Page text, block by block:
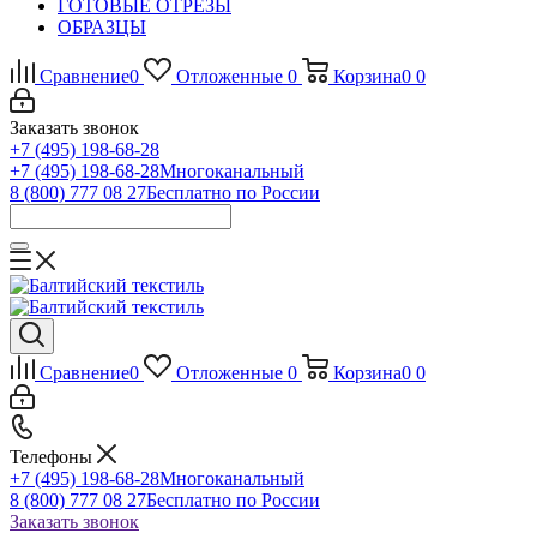
ГОТОВЫЕ ОТРЕЗЫ
ОБРАЗЦЫ
Сравнение0 Отложенные 0 Корзина0 0
Заказать звонок
+7 (495) 198-68-28
+7 (495) 198-68-28Многоканальный
8 (800) 777 08 27Бесплатно по России
Сравнение0 Отложенные 0 Корзина0 0
Телефоны
+7 (495) 198-68-28Многоканальный
8 (800) 777 08 27Бесплатно по России
Заказать звонок